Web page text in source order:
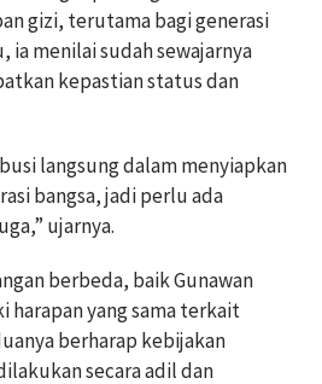
gizi, terutama bagi generasi
ia menilai sudah sewajarnya
kepastian status dan
langsung dalam menyiapkan
bangsa, jadi perlu ada
ujarnya.
berbeda, baik Gunawan
harapan yang sama terkait
berharap kebijakan
secara adil dan